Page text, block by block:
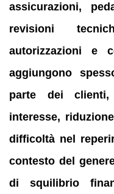
assicurazioni,
revisioni
autorizzazioni e
aggiungono
parte dei
interesse,
difficoltà nel
contesto del
di squilibrio